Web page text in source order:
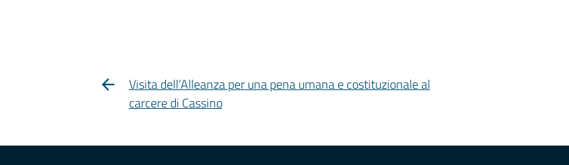
Visita dell’Alleanza per una pena umana e costituzionale al
carcere di Cassino